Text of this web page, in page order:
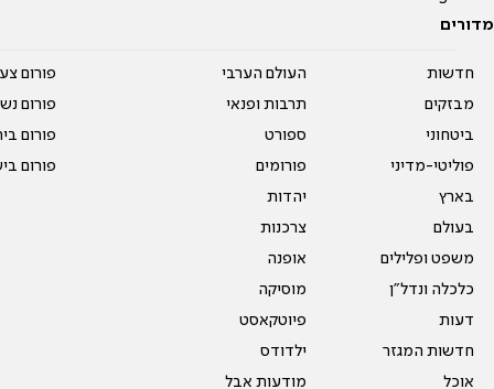
מדורים
חדשות
מבזקים
ביטחוני
פוליטי-מדיני
בארץ
בעולם
משפט ופלילים
כלכלה ונדל"ן
דעות
חדשות המגזר
אוכל
העולם הערבי
תרבות ופנאי
ספורט
פורומים
יהדות
צרכנות
אופנה
מוסיקה
פיוטקאסט
ילדודס
מודעות אבל
פורום
פורום
פורום
פורום